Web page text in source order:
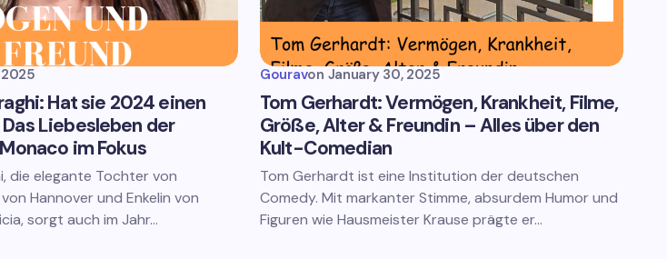
Hat sie 2024 einen
Liebesleben der
im Fokus
die elegante Tochter von
Hannover und Enkelin von
sorgt auch im Jahr…
Gouravon January 30, 2025
Tom Gerhardt: Vermögen, Krankheit, Filme,
Größe, Alter & Freundin – Alles über den
Kult-Comedian
Tom Gerhardt ist eine Institution der deutschen
Comedy. Mit markanter Stimme, absurdem Humor und
Figuren wie Hausmeister Krause prägte er…